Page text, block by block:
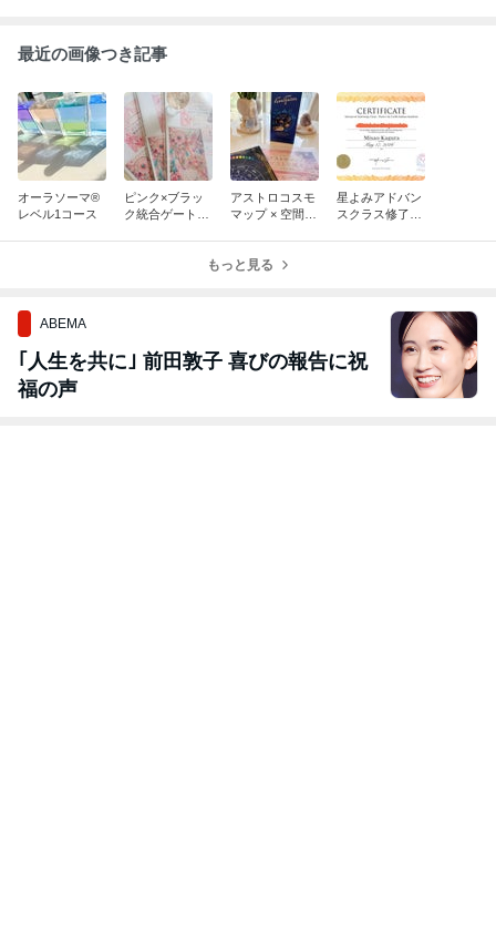
最近の画像つき記事
オーラソーマ®︎
レベル1コース
ピンク×ブラッ
ク統合ゲートウ
アストロコスモ
マップ × 空間色
星よみアドバン
スクラス修了し
もっと見る
ABEMA
｢人生を共に｣ 前田敦子 喜びの報告に祝
福の声